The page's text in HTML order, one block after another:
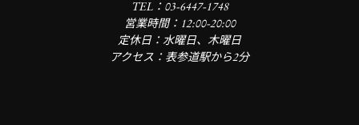
TEL：03-6447-1748
営業時間：12:00-20:00
定休日：水曜日、木曜日
アクセス：表参道駅から2分